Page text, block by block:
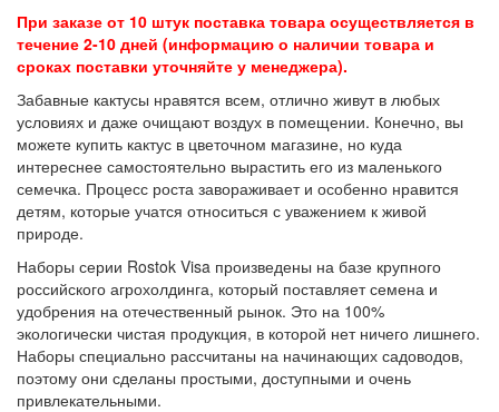
При заказе от 10 штук поставка товара осуществляется в
течение 2-10 дней (информацию о наличии товара и
сроках поставки уточняйте у менеджера).
Забавные кактусы нравятся всем, отлично живут в любых
условиях и даже очищают воздух в помещении. Конечно, вы
можете купить кактус в цветочном магазине, но куда
интереснее самостоятельно вырастить его из маленького
семечка. Процесс роста завораживает и особенно нравится
детям, которые учатся относиться с уважением к живой
природе.
Наборы серии Rostok Visa произведены на базе крупного
российского агрохолдинга, который поставляет семена и
удобрения на отечественный рынок. Это на 100%
экологически чистая продукция, в которой нет ничего лишнего.
Наборы специально рассчитаны на начинающих садоводов,
поэтому они сделаны простыми, доступными и очень
привлекательными.